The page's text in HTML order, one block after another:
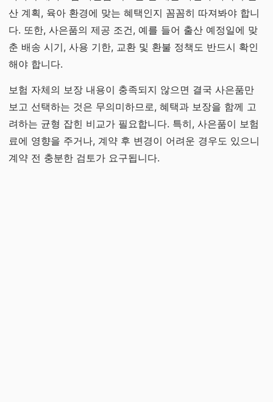
산 계획, 육아 환경에 맞는 혜택인지 꼼꼼히 따져봐야 합니
다. 또한, 사은품의 제공 조건, 예를 들어 출산 예정일에 맞
춘 배송 시기, 사용 기한, 교환 및 환불 정책도 반드시 확인
해야 합니다.
보험 자체의 보장 내용이 충족되지 않으면 결국 사은품만
보고 선택하는 것은 무의미하므로, 혜택과 보장을 함께 고
려하는 균형 잡힌 비교가 필요합니다. 특히, 사은품이 보험
료에 영향을 주거나, 계약 후 변경이 어려운 경우도 있으니
계약 전 충분한 검토가 요구됩니다.